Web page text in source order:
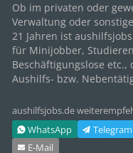
Ob im privaten oder
Verwaltung oder
21 Jahren ist
für Minijobber,
Beschäftigungslose
Aushilfs- bzw.
aushilfsjobs.de
WhatsApp
Telegram
E‑Mail